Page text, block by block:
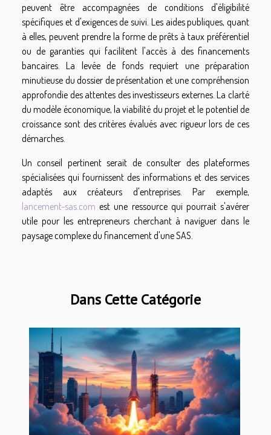
peuvent être accompagnées de conditions d'éligibilité
spécifiques et d'exigences de suivi. Les aides publiques, quant
à elles, peuvent prendre la forme de prêts à taux préférentiel
ou de garanties qui facilitent l'accès à des financements
bancaires. La levée de fonds requiert une préparation
minutieuse du dossier de présentation et une compréhension
approfondie des attentes des investisseurs externes. La clarté
du modèle économique, la viabilité du projet et le potentiel de
croissance sont des critères évalués avec rigueur lors de ces
démarches.
Un conseil pertinent serait de consulter des plateformes
spécialisées qui fournissent des informations et des services
adaptés aux créateurs d'entreprises. Par exemple,
lancement-sas.com est une ressource qui pourrait s'avérer
utile pour les entrepreneurs cherchant à naviguer dans le
paysage complexe du financement d'une SAS.
Dans Cette Catégorie